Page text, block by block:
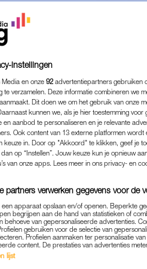
KREEG
PERSOONLIJK |
12-08-2022 |
voelde Laura Hamberg
maar bleek het Toxic
instellingen
en onze 92 advertentiepartners gebruiken
te verzamelen. Deze informatie combineren we
Dit doen we om het gebruik van onze
kunnen we, als je hier toestemming
en aanbod te personaliseren en je relevante
Ook content van 13 externe platformen
keuze in. Door op "Akkoord" te klikken, geef je
op “Instellen”. Jouw keuze kun je opnieuw
van onze apps. Lees meer in ons privacy- en
partners verwerken gegevens voor de
apparaat opslaan en/of openen. Beperkte
begrijpen aan de hand van statistieken of
behoeve van gepersonaliseerde advertenties.
gebruiken voor de selectie van
Profielen aanmaken ter personalisatie
content. De prestaties van advertenties
lijst